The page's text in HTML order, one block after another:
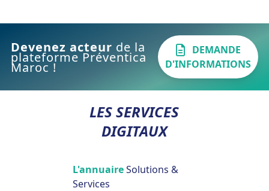
Devenez acteur de la
plateforme Préventica
Maroc !
DEMANDE
D'INFORMATIONS
LES SERVICES
DIGITAUX
L'annuaireSolutions &
Services